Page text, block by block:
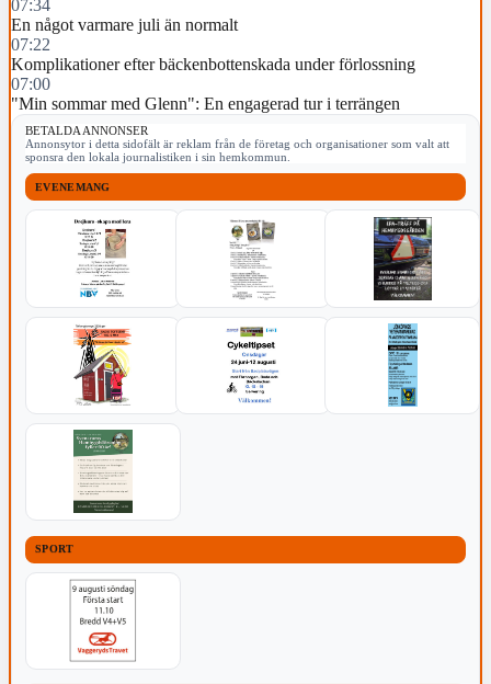
07:34
En något varmare juli än normalt
07:22
Komplikationer efter bäckenbottenskada under förlossning
07:00
"Min sommar med Glenn": En engagerad tur i terrängen
BETALDA ANNONSER
Annonsytor i detta sidofält är reklam från de företag och organisationer som valt att
sponsra den lokala journalistiken i sin hemkommun.
EVENEMANG
SPORT